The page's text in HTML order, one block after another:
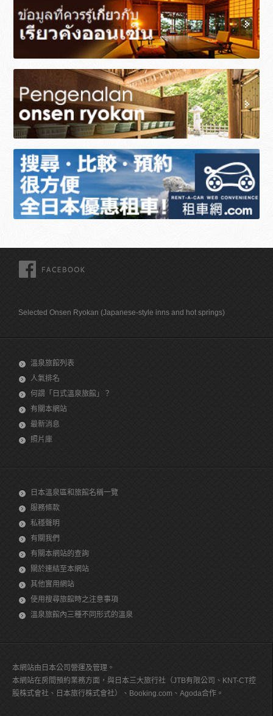
Selected Onsen Ryokan (Japanese-style inns and hot springs)
溫泉旅館列表
人氣排名
何謂「日式溫泉旅館」？
有關本網站
最新消息
照片庫
日本溫泉區和旅館名稱一覽
服務條款
私穩聲明
有關我們
有關本網站的查詢
關於連結至本網站
其他實用網站
使用搜尋旅館時之注意事項
溫泉旅館內三種不同形式的溫泉
本網站由日本公司營運及管理。
本網站在房間預約業務方面，與日本三大旅行社（JTB有限公司、KNT-CT控
股株式會社、日本旅行株式會社）、Booking.com、Agoda合作。